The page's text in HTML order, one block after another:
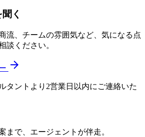
く
流、チームの雰囲気など、気になる点
談ください。
タントより2営業日以内にご連絡いた
まで、エージェントが伴走。